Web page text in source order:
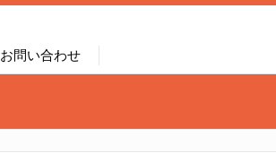
お問い合わせ